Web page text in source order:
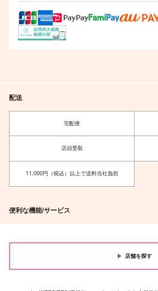
配送
宅配便
店頭受取
11,000円（税込）以上で送料当社負担
便利な機能/サービス
店舗を探す